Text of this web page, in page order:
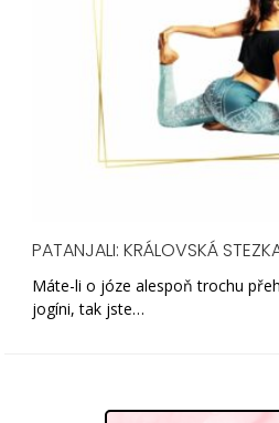
PATANJALI: KRÁLOVSKÁ
Máte-li o józe alespoň trochu
jogíni, tak jste…